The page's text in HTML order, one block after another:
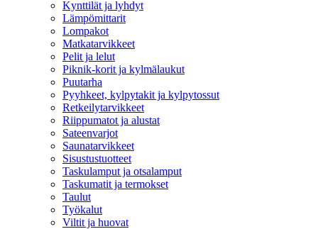
Kynttilät ja lyhdyt
Lämpömittarit
Lompakot
Matkatarvikkeet
Pelit ja lelut
Piknik-korit ja kylmälaukut
Puutarha
Pyyhkeet, kylpytakit ja kylpytossut
Retkeilytarvikkeet
Riippumatot ja alustat
Sateenvarjot
Saunatarvikkeet
Sisustustuotteet
Taskulamput ja otsalamput
Taskumatit ja termokset
Taulut
Työkalut
Viltit ja huovat